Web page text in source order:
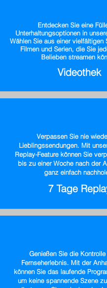
Entdecken Sie eine
Unterhaltungsoptionen in
Wählen Sie aus einer vielfältigen
Filmen und Serien, die Sie
Belieben streamen
Videothek
Verpassen Sie nie
Lieblingssendungen. Mit
Replay-Feature können Sie
bis zu einer Woche nach der
ganz einfach
7 Tage
Genießen Sie die
Fernseherlebnis. Mit der
können Sie das laufende
um keine spannende Szene